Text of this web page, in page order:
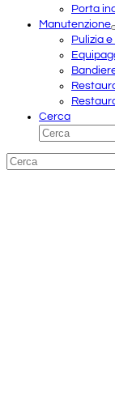
Porta
Manutenzione
Pulizia
Cerca
Cerca
Cerca